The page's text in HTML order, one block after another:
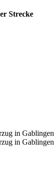
Strecke
in Gablingen
in Gablingen